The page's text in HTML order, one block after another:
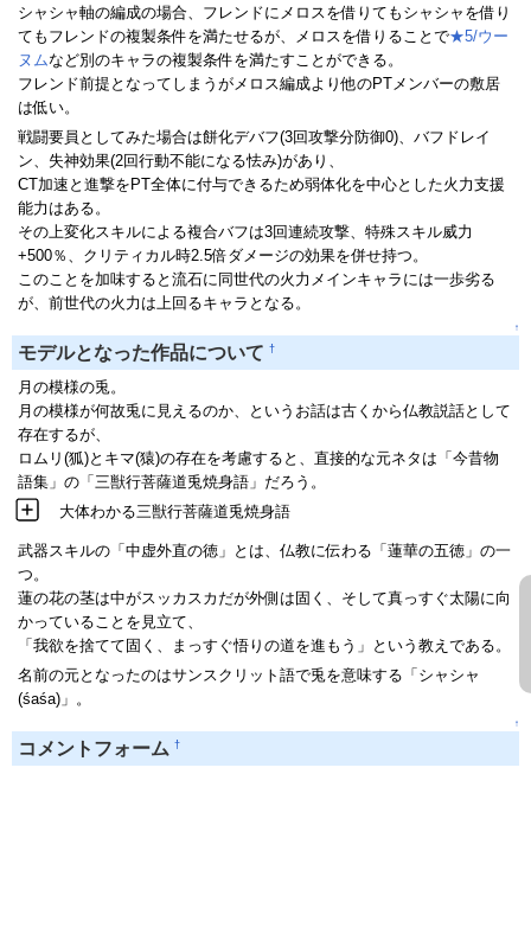
シャシャ軸の編成の場合、フレンドにメロスを借りてもシャシャを借り
てもフレンドの複製条件を満たせるが、メロスを借りることで★5/ウー
ヌムなど別のキャラの複製条件を満たすことができる。
フレンド前提となってしまうがメロス編成より他のPTメンバーの敷居
は低い。
戦闘要員としてみた場合は餅化デバフ(3回攻撃分防御0)、バフドレイ
ン、失神効果(2回行動不能になる怯み)があり、
CT加速と進撃をPT全体に付与できるため弱体化を中心とした火力支援
能力はある。
その上変化スキルによる複合バフは3回連続攻撃、特殊スキル威力
+500％、クリティカル時2.5倍ダメージの効果を併せ持つ。
このことを加味すると流石に同世代の火力メインキャラには一歩劣る
が、前世代の火力は上回るキャラとなる。
↑
モデルとなった作品について †
月の模様の兎。
月の模様が何故兎に見えるのか、というお話は古くから仏教説話として
存在するが、
ロムリ(狐)とキマ(猿)の存在を考慮すると、直接的な元ネタは「今昔物
語集」の「三獣行菩薩道兎焼身語」だろう。
大体わかる三獣行菩薩道兎焼身語
武器スキルの「中虚外直の徳」とは、仏教に伝わる「蓮華の五徳」の一
つ。
蓮の花の茎は中がスッカスカだが外側は固く、そして真っすぐ太陽に向
かっていることを見立て、
「我欲を捨てて固く、まっすぐ悟りの道を進もう」という教えである。
名前の元となったのはサンスクリット語で兎を意味する「シャシャ
(śaśa)」。
↑
コメントフォーム †